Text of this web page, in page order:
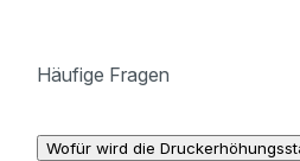
Häufige Fragen
Wofür wird die